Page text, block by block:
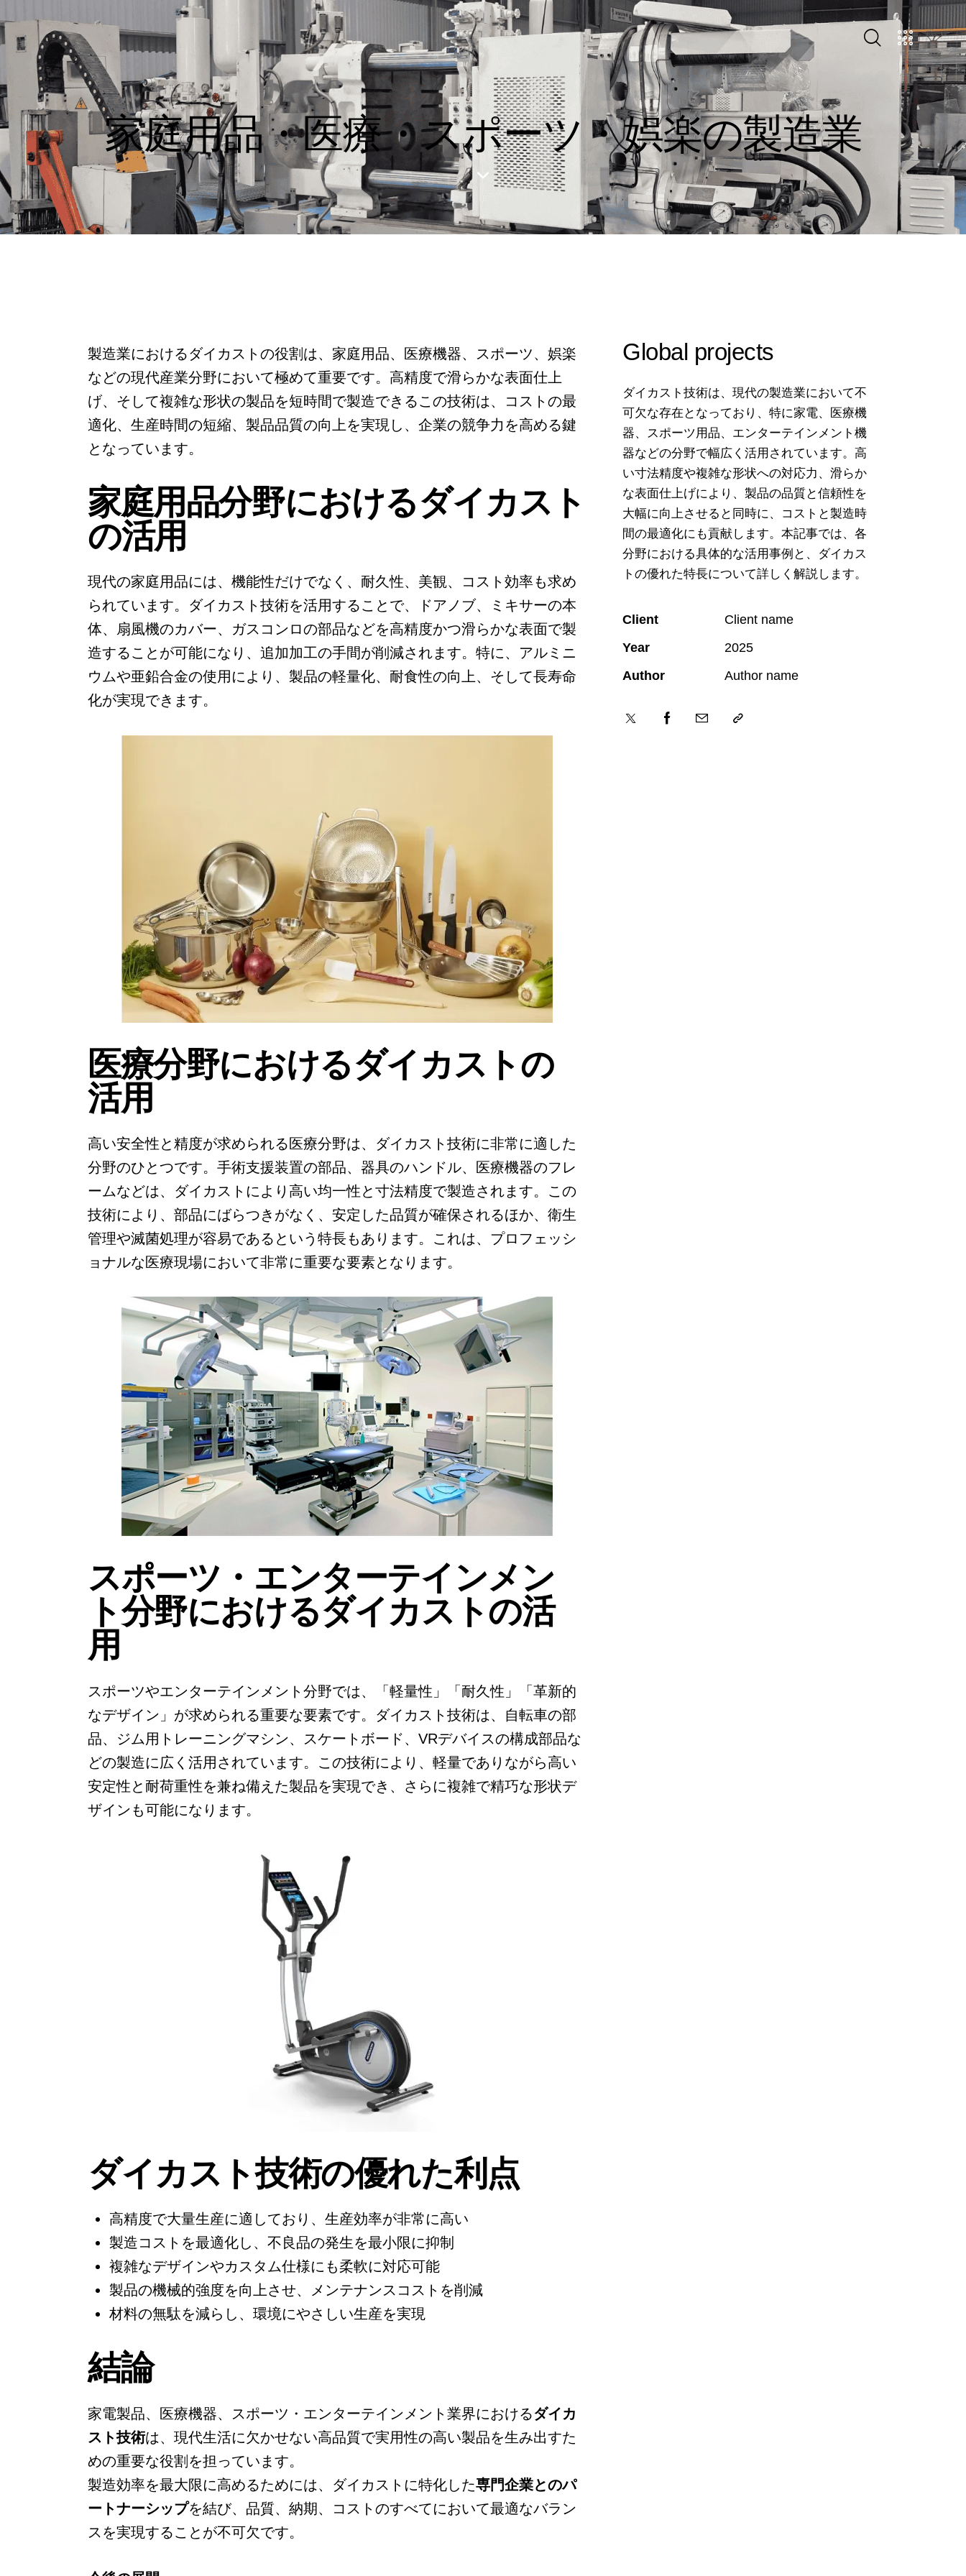
家庭用品・医療・スポーツ・娯楽の製造業
製造業におけるダイカストの役割は、家庭用品、医療機器、スポーツ、娯楽
などの現代産業分野において極めて重要です。高精度で滑らかな表面仕上
げ、そして複雑な形状の製品を短時間で製造できるこの技術は、コストの最
適化、生産時間の短縮、製品品質の向上を実現し、企業の競争力を高める鍵
となっています。
家庭用品分野におけるダイカスト
の活用
現代の家庭用品には、機能性だけでなく、耐久性、美観、コスト効率も求め
られています。ダイカスト技術を活用することで、ドアノブ、ミキサーの本
体、扇風機のカバー、ガスコンロの部品などを高精度かつ滑らかな表面で製
造することが可能になり、追加加工の手間が削減されます。特に、アルミニ
ウムや亜鉛合金の使用により、製品の軽量化、耐食性の向上、そして長寿命
化が実現できます。
医療分野におけるダイカストの
活用
高い安全性と精度が求められる医療分野は、ダイカスト技術に非常に適した
分野のひとつです。手術支援装置の部品、器具のハンドル、医療機器のフレ
ームなどは、ダイカストにより高い均一性と寸法精度で製造されます。この
技術により、部品にばらつきがなく、安定した品質が確保されるほか、衛生
管理や滅菌処理が容易であるという特長もあります。これは、プロフェッシ
ョナルな医療現場において非常に重要な要素となります。
スポーツ・エンターテインメン
ト分野におけるダイカストの活
用
スポーツやエンターテインメント分野では、「軽量性」「耐久性」「革新的
なデザイン」が求められる重要な要素です。ダイカスト技術は、自転車の部
品、ジム用トレーニングマシン、スケートボード、VRデバイスの構成部品な
どの製造に広く活用されています。この技術により、軽量でありながら高い
安定性と耐荷重性を兼ね備えた製品を実現でき、さらに複雑で精巧な形状デ
ザインも可能になります。
ダイカスト技術の優れた利点
高精度で大量生産に適しており、生産効率が非常に高い
製造コストを最適化し、不良品の発生を最小限に抑制
複雑なデザインやカスタム仕様にも柔軟に対応可能
製品の機械的強度を向上させ、メンテナンスコストを削減
材料の無駄を減らし、環境にやさしい生産を実現
結論
家電製品、医療機器、スポーツ・エンターテインメント業界におけるダイカ
スト技術は、現代生活に欠かせない高品質で実用性の高い製品を生み出すた
めの重要な役割を担っています。
製造効率を最大限に高めるためには、ダイカストに特化した専門企業とのパ
ートナーシップを結び、品質、納期、コストのすべてにおいて最適なバラン
スを実現することが不可欠です。
Global projects
ダイカスト技術は、現代の製造業において不
可欠な存在となっており、特に家電、医療機
器、スポーツ用品、エンターテインメント機
器などの分野で幅広く活用されています。高
い寸法精度や複雑な形状への対応力、滑らか
な表面仕上げにより、製品の品質と信頼性を
大幅に向上させると同時に、コストと製造時
間の最適化にも貢献します。本記事では、各
分野における具体的な活用事例と、ダイカス
トの優れた特長について詳しく解説します。
Client
Client name
Year
2025
Author
Author name